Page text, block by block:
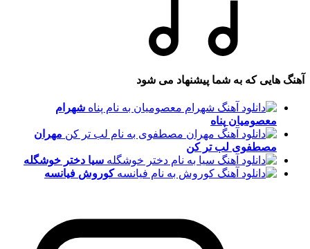
آهنگ هایی که به شما پیشنهاد می شود
شهرام
معصومیان پناه
مهران
مصطفوی لب تر کن
سیا دختر خوشگله
کوروش فیانسه